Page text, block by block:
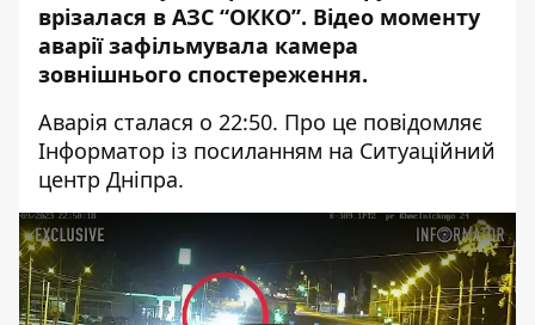
врізалася в АЗС “ОККО”. Відео моменту
аварії зафільмувала камера
зовнішнього спостереження.
Аварія сталася о 22:50. Про це повідомляє
Інформатор із посиланням на Ситуаційний
центр Дніпра.